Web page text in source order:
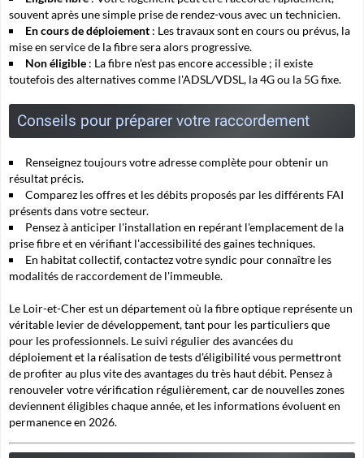
souvent après une simple prise de rendez-vous avec un technicien.
En cours de déploiement : Les travaux sont en cours ou prévus, la
mise en service de la fibre sera alors progressive.
Non éligible : La fibre n'est pas encore accessible ; il existe
toutefois des alternatives comme l'ADSL/VDSL, la 4G ou la 5G fixe.
Conseils pour préparer votre raccordement
Renseignez toujours votre adresse complète pour obtenir un
résultat précis.
Comparez les offres et les débits proposés par les différents FAI
présents dans votre secteur.
Pensez à anticiper l'installation en repérant l'emplacement de la
prise fibre et en vérifiant l'accessibilité des gaines techniques.
En habitat collectif, contactez votre syndic pour connaître les
modalités de raccordement de l'immeuble.
Le Loir-et-Cher est un département où la fibre optique représente un
véritable levier de développement, tant pour les particuliers que
pour les professionnels. Le suivi régulier des avancées du
déploiement et la réalisation de tests d'éligibilité vous permettront
de profiter au plus vite des avantages du très haut débit. Pensez à
renouveler votre vérification régulièrement, car de nouvelles zones
deviennent éligibles chaque année, et les informations évoluent en
permanence en 2026.